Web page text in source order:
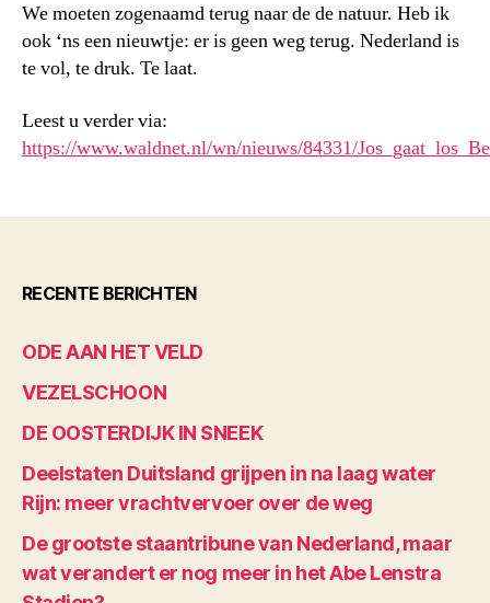
We moeten zogenaamd terug naar de de natuur. Heb ik
ook ‘ns een nieuwtje: er is geen weg terug. Nederland is
te vol, te druk. Te laat.
Leest u verder via:
https://www.waldnet.nl/wn/nieuws/84331/
RECENTE BERICHTEN
ODE AAN HET VELD
VEZELSCHOON
DE OOSTERDIJK IN SNEEK
Deelstaten Duitsland grijpen in na laag water
Rijn: meer vrachtvervoer over de weg
De grootste staantribune van Nederland, maar
wat verandert er nog meer in het Abe Lenstra